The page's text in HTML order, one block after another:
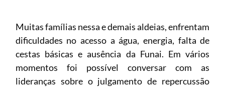
Muitas famílias nessa e demais aldeias, enfrentam
dificuldades no acesso a água, energia, falta de
cestas básicas e ausência da Funai. Em vários
momentos foi possível conversar com as
lideranças sobre o julgamento de repercussão